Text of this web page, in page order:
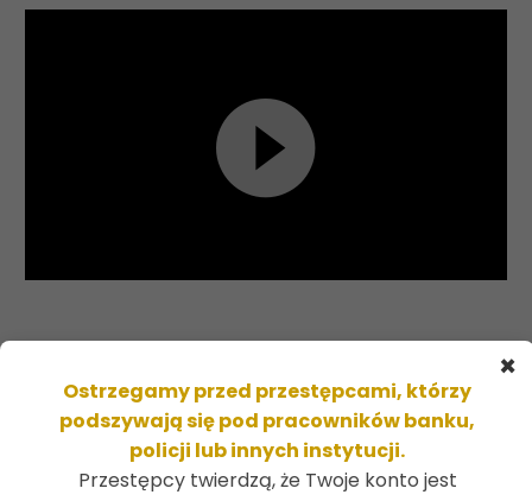
InoBank
Bank Spółdzielczy
w Inowrocławiu
×
Ostrzegamy przed przestępcami, którzy
podszywają się pod pracowników banku,
policji lub innych instytucji.
Przestępcy twierdzą, że Twoje konto jest